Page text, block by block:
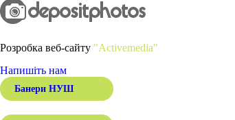
Розробка веб-сайту "Activemedia"
Напишіть нам
Банери НУШ